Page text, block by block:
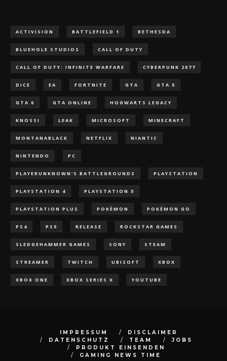
ACTIVISION BATTLEFIELD 1 BETHESDA
BLUEHOLE STUDIOS CALL OF DUTY
CALL OF DUTY: INFINITE WARFARE CYBERPUNK 2077
DICE EA FORTNITE GTA GTA 5
GTA 6 GTA ONLINE HOGWARTS LEGACY
KNOSSI LEAK MICROSOFT MINECRAFT
MONTANABLACK NETFLIX NIANTIC
NINTENDO PC
PLAYERUNKNOWN'S BATTLEGROUNDS PLAYSTATION
PLAYSTATION 4 PLAYSTATION 5
PLAYSTATION PLUS POKÈMON POKÉMON GO
PS4 PS5 RELEASE ROCKSTAR GAMES
SLEDGEHAMMER GAMES SONY STEAM
STREAMER TWITCH UBISOFT XBOX
XBOX ONE XBOX SERIES X YOUTUBE
IMPRESSUM
DISCLAIMER
DATENSCHUTZ
TEAM
JOBS
PRODUKT EINSENDEN
GAMING NEWS TIME